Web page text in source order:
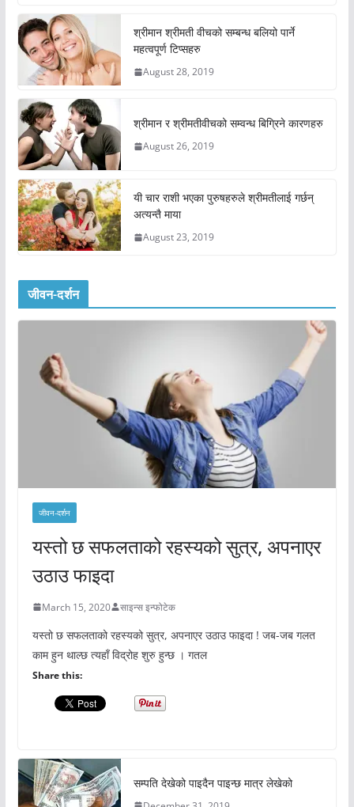
श्रीमान श्रीमती वीचको सम्बन्ध बलियो पार्ने
महत्वपूर्ण टिप्सहरु
August 28, 2019
श्रीमान र श्रीमतीवीचको सम्वन्ध बिग्रिने कारणहरु
August 26, 2019
यी चार राशी भएका पुरुषहरुले श्रीमतीलाई गर्छन्
अत्यन्तै माया
August 23, 2019
जीवन-दर्शन
जीवन-दर्शन
यस्तो छ सफलताको रहस्यको सुत्र, अपनाएर
उठाउ फाइदा
March 15, 2020 साइन्स इन्फोटेक
यस्तो छ सफलताको रहस्यको सुत्र, अपनाएर उठाउ फाइदा ! जब-जब गलत
काम हुन थाल्छ त्यहाँ विद्रोह शुरु हुन्छ । गतल
Share this:
सम्पति देखेको पाइदैन पाइन्छ मात्र लेखेको